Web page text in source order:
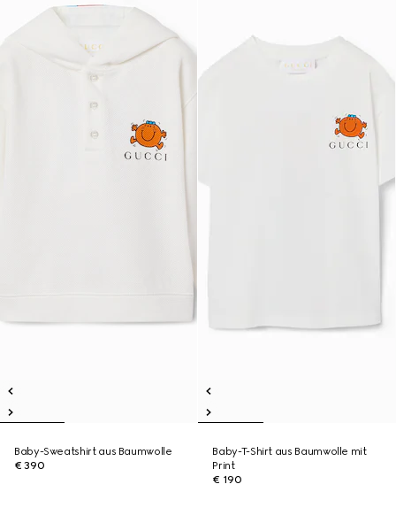
Baby-Sweatshirt aus Baumwolle
€ 390
Baby-T-Shirt aus Baumwolle mit
Print
€ 190